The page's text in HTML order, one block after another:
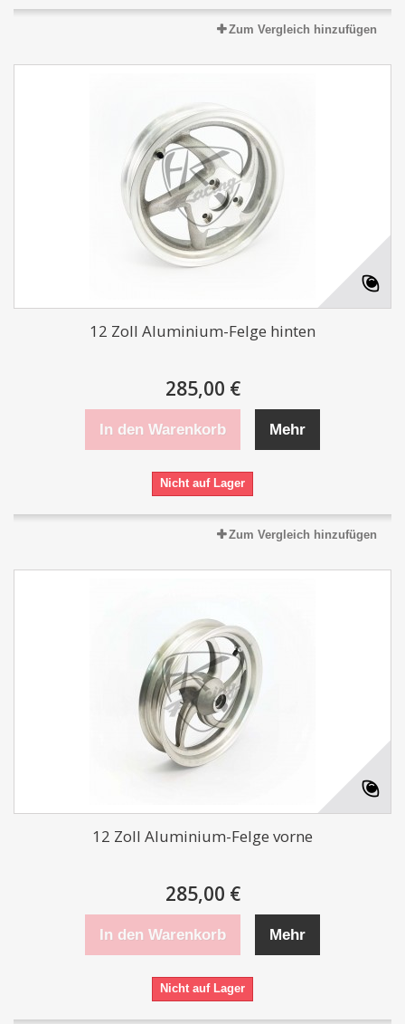
Zum Vergleich hinzufügen
12 Zoll Aluminium-Felge hinten
285,00 €
In den Warenkorb Mehr
Nicht auf Lager
Zum Vergleich hinzufügen
12 Zoll Aluminium-Felge vorne
285,00 €
In den Warenkorb Mehr
Nicht auf Lager